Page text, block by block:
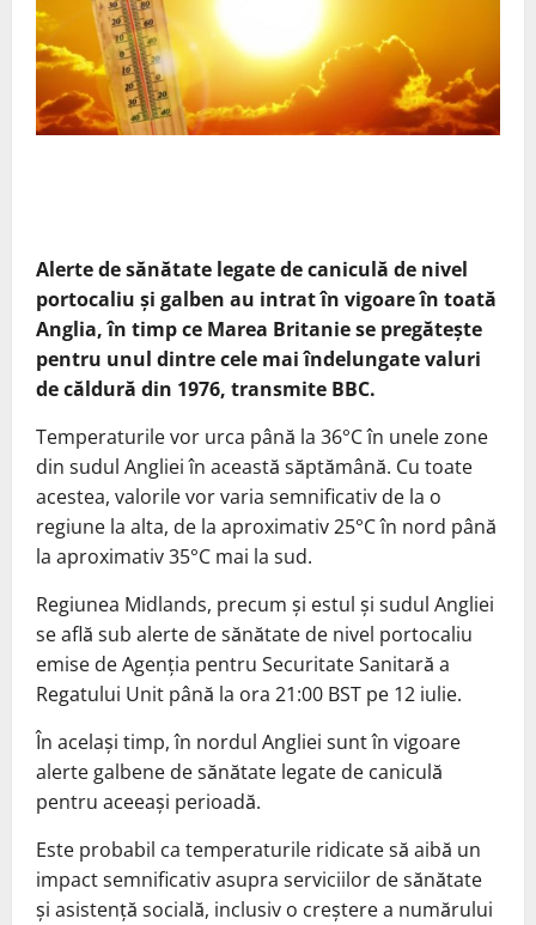
Alerte de sănătate legate de caniculă de nivel
portocaliu şi galben au intrat în vigoare în toată
Anglia, în timp ce Marea Britanie se pregăteşte
pentru unul dintre cele mai îndelungate valuri
de căldură din 1976, transmite BBC.
Temperaturile vor urca până la 36°C în unele zone
din sudul Angliei în această săptămână. Cu toate
acestea, valorile vor varia semnificativ de la o
regiune la alta, de la aproximativ 25°C în nord până
la aproximativ 35°C mai la sud.
Regiunea Midlands, precum şi estul şi sudul Angliei
se află sub alerte de sănătate de nivel portocaliu
emise de Agenţia pentru Securitate Sanitară a
Regatului Unit până la ora 21:00 BST pe 12 iulie.
În acelaşi timp, în nordul Angliei sunt în vigoare
alerte galbene de sănătate legate de caniculă
pentru aceeaşi perioadă.
Este probabil ca temperaturile ridicate să aibă un
impact semnificativ asupra serviciilor de sănătate
şi asistenţă socială, inclusiv o creştere a numărului